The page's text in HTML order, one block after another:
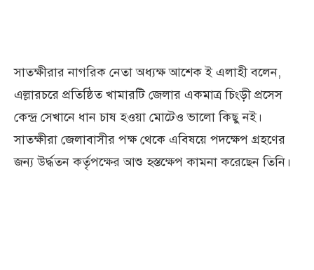
সাতক্ষীরার নাগরিক নেতা অধ্যক্ষ আশেক ই এলাহী বলেন,
এল্লারচরে প্রতিষ্ঠিত খামারটি জেলার একমাত্র চিংড়ী প্রসেস
কেন্দ্র সেখানে ধান চাষ হওয়া মোটেও ভালো কিছু নই।
সাতক্ষীরা জেলাবাসীর পক্ষ থেকে এবিষয়ে পদক্ষেপ গ্রহণের
জন্য উর্দ্ধতন কর্তৃপক্ষের আশু হস্তক্ষেপ কামনা করেছেন তিনি।